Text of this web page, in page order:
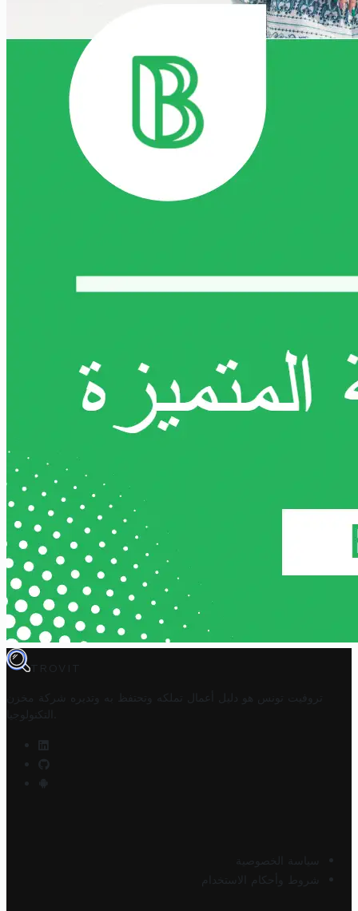
TROVIT
تروفيت تونس هو دليل أعمال تملكه وتحتفظ به وتديره
شركة مخزن
التكنولوجيا
سياسة الخصوصية
شروط وأحكام الاستخدام